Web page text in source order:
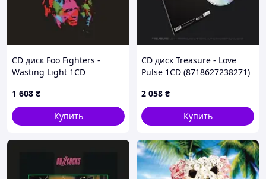
CD диск Foo Fighters -
Wasting Light 1CD
1 608 ₴
Купить
CD диск Treasure - Love
Pulse 1CD (8718627238271)
2 058 ₴
Купить